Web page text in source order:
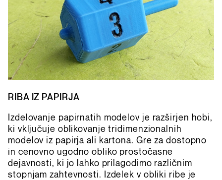
RIBA IZ PAPIRJA
Izdelovanje papirnatih modelov je razširjen hobi,
ki vključuje oblikovanje tridimenzionalnih
modelov iz papirja ali kartona. Gre za dostopno
in cenovno ugodno obliko prostočasne
dejavnosti, ki jo lahko prilagodimo različnim
stopnjam zahtevnosti. Izdelek v obliki ribe je